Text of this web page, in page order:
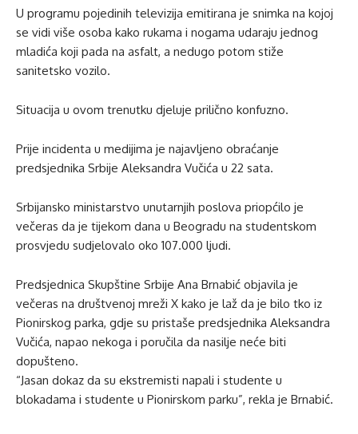
U programu pojedinih televizija emitirana je snimka na kojoj
se vidi više osoba kako rukama i nogama udaraju jednog
mladića koji pada na asfalt, a nedugo potom stiže
sanitetsko vozilo.
Situacija u ovom trenutku djeluje prilično konfuzno.
Prije incidenta u medijima je najavljeno obraćanje
predsjednika Srbije Aleksandra Vučića u 22 sata.
Srbijansko ministarstvo unutarnjih poslova priopćilo je
večeras da je tijekom dana u Beogradu na studentskom
prosvjedu sudjelovalo oko 107.000 ljudi.
Predsjednica Skupštine Srbije Ana Brnabić objavila je
večeras na društvenoj mreži X kako je laž da je bilo tko iz
Pionirskog parka, gdje su pristaše predsjednika Aleksandra
Vučića, napao nekoga i poručila da nasilje neće biti
dopušteno.
“Jasan dokaz da su ekstremisti napali i studente u
blokadama i studente u Pionirskom parku”, rekla je Brnabić.